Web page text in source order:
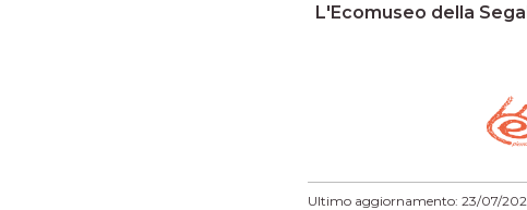
L'Ecomuseo della
Ultimo aggiornamento: 23/07/